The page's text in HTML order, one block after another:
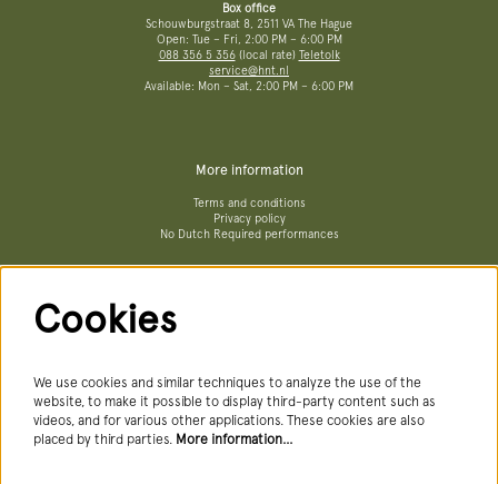
Box office
Schouwburgstraat 8, 2511 VA The Hague
Open: Tue – Fri, 2:00 PM – 6:00 PM
088 356 5 356(local rate) Teletolk
service@hnt.nl
Available: Mon – Sat, 2:00 PM – 6:00 PM
More information
Terms and conditions
Privacy policy
No Dutch Required performances
Newsletter
Cookies
We use cookies and similar techniques to analyze the use of the
website, to make it possible to display third-party content such as
videos, and for various other applications. These cookies are also
placed by third parties. More information…